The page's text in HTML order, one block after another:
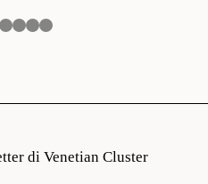
di Venetian Cluster